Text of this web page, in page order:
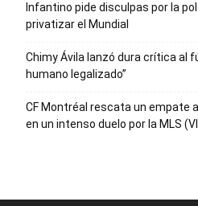
Infantino pide disculpas por la
privatizar el Mundial
Chimy Ávila lanzó dura crítica al
humano legalizado”
CF Montréal rescata un empate
en un intenso duelo por la MLS